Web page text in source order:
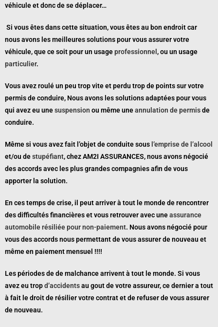
véhicule et donc de se déplacer…
Si vous êtes dans cette situation, vous êtes au bon endroit car
nous avons les meilleures solutions pour vous assurer votre
véhicule, que ce soit pour un usageprofessionnel , ou un usage
particulier.
Vous avez roulé un peu trop vite et perdu trop de points sur votre
permis de conduire, Nous avons les solutions adaptées pour vous
qui avez eu unesuspension ou même uneannulation de permisde
conduire.
Même si vous avez fait l’objet de conduite sous l’emprise de l’alcool
et/ou destupéfiant, chez AM2I ASSURANCES, nous avons négocié
des accords avec les plus grandes compagnies afin de vous
apporter la solution.
En ces temps de crise, il peut arriver à tout le monde de rencontrer
des difficultés financières et vous retrouver avec uneassurance
automobile résiliée pour non-paiement. Nous avons négocié pour
vous des accords nous permettant de vous assurer de nouveau et
même en paiement mensuel !!!!
Les périodes de de malchance arrivent à tout le monde. Si vous
avez eu tropd’accidentsau gout de votre assureur, ce dernier a tout
à fait le droit de résilier votre contrat et de refuser de vous assurer
de nouveau.